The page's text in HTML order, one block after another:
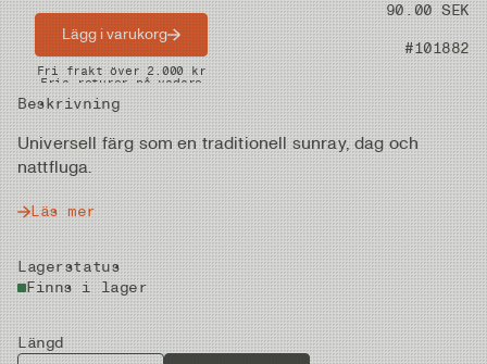
Pris 90.00 SEK
Artikelnummer #101882
Beskrivning
Universell färg som en traditionell sunray, dag och
nattfluga.
Läs mer
Lagerstatus
Finns i lager
Längd
Lägg i varukorg
Snabba leveranser
Fri frakt över 2.000 kr
Fria returer på vadare